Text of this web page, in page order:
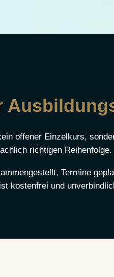
offener Einzelkurs,
richtigen Reihenfolge.
Termine
kostenfrei und